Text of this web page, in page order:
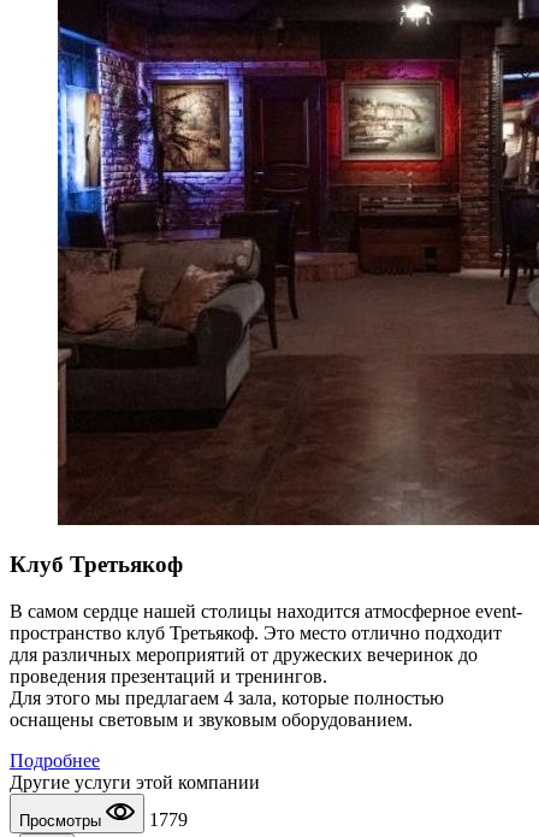
Клуб Третьякоф
В самом сердце нашей столицы находится атмосферное event-
пространство клуб Третьякоф. Это место отлично подходит
для различных мероприятий от дружеских вечеринок до
проведения презентаций и тренингов.
Для этого мы предлагаем 4 зала, которые полностью
оснащены световым и звуковым оборудованием.
Подробнее
Другие услуги этой компании
Просмотры 1779